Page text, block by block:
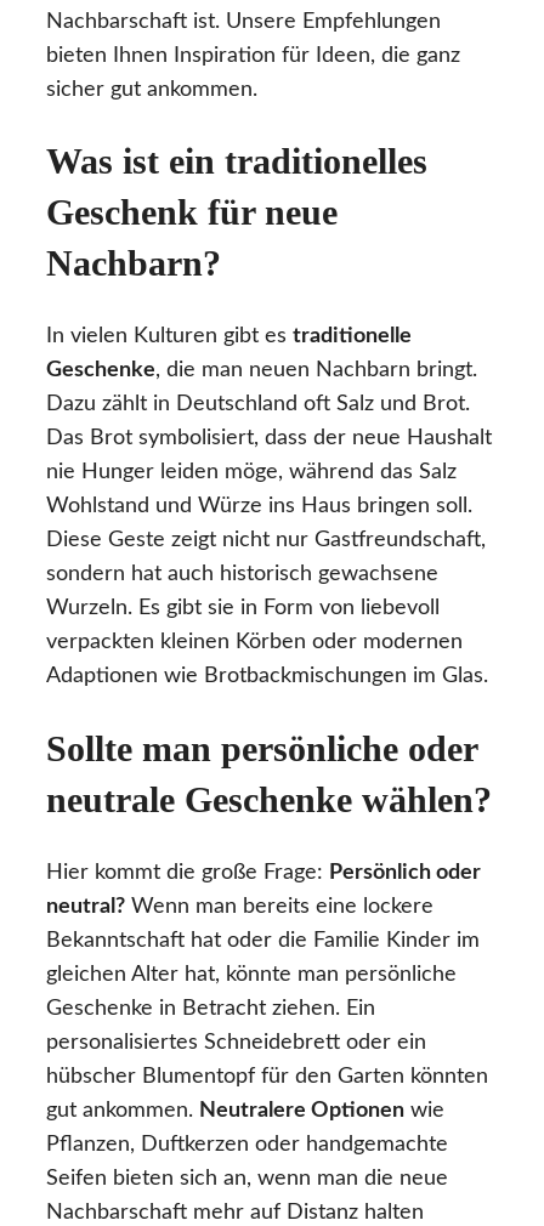
Nachbarschaft ist. Unsere Empfehlungen
bieten Ihnen Inspiration für Ideen, die ganz
sicher gut ankommen.
Was ist ein traditionelles
Geschenk für neue
Nachbarn?
In vielen Kulturen gibt es traditionelle
Geschenke, die man neuen Nachbarn bringt.
Dazu zählt in Deutschland oft Salz und Brot.
Das Brot symbolisiert, dass der neue Haushalt
nie Hunger leiden möge, während das Salz
Wohlstand und Würze ins Haus bringen soll.
Diese Geste zeigt nicht nur Gastfreundschaft,
sondern hat auch historisch gewachsene
Wurzeln. Es gibt sie in Form von liebevoll
verpackten kleinen Körben oder modernen
Adaptionen wie Brotbackmischungen im Glas.
Sollte man persönliche oder
neutrale Geschenke wählen?
Hier kommt die große Frage: Persönlich oder
neutral? Wenn man bereits eine lockere
Bekanntschaft hat oder die Familie Kinder im
gleichen Alter hat, könnte man persönliche
Geschenke in Betracht ziehen. Ein
personalisiertes Schneidebrett oder ein
hübscher Blumentopf für den Garten könnten
gut ankommen. Neutralere Optionen wie
Pflanzen, Duftkerzen oder handgemachte
Seifen bieten sich an, wenn man die neue
Nachbarschaft mehr auf Distanz halten